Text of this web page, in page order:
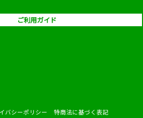
ご利用ガイド
バシーポリシー 特商法に基づく表記